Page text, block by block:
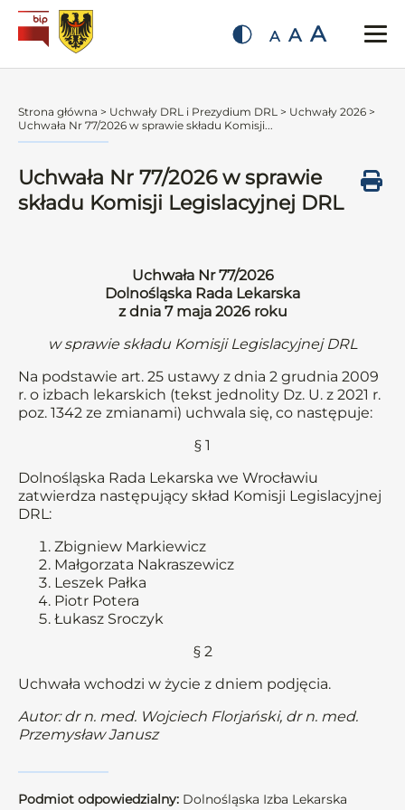
A A A
Strona główna > Uchwały DRL i Prezydium DRL > Uchwały 2026 >
Uchwała Nr 77/2026 w sprawie składu Komisji...
Uchwała Nr 77/2026 w sprawie
składu Komisji Legislacyjnej DRL
Uchwała Nr 77/2026
Dolnośląska Rada Lekarska
z dnia 7 maja 2026 roku
w sprawie składu Komisji Legislacyjnej DRL
Na podstawie art. 25 ustawy z dnia 2 grudnia 2009
r. o izbach lekarskich (tekst jednolity Dz. U. z 2021 r.
poz. 1342 ze zmianami) uchwala się, co następuje:
§ 1
Dolnośląska Rada Lekarska we Wrocławiu
zatwierdza następujący skład Komisji Legislacyjnej
DRL:
Zbigniew Markiewicz
Małgorzata Nakraszewicz
Leszek Pałka
Piotr Potera
Łukasz Sroczyk
§ 2
Uchwała wchodzi w życie z dniem podjęcia.
Autor: dr n. med. Wojciech Florjański, dr n. med.
Przemysław Janusz
Podmiot odpowiedzialny: Dolnośląska Izba Lekarska